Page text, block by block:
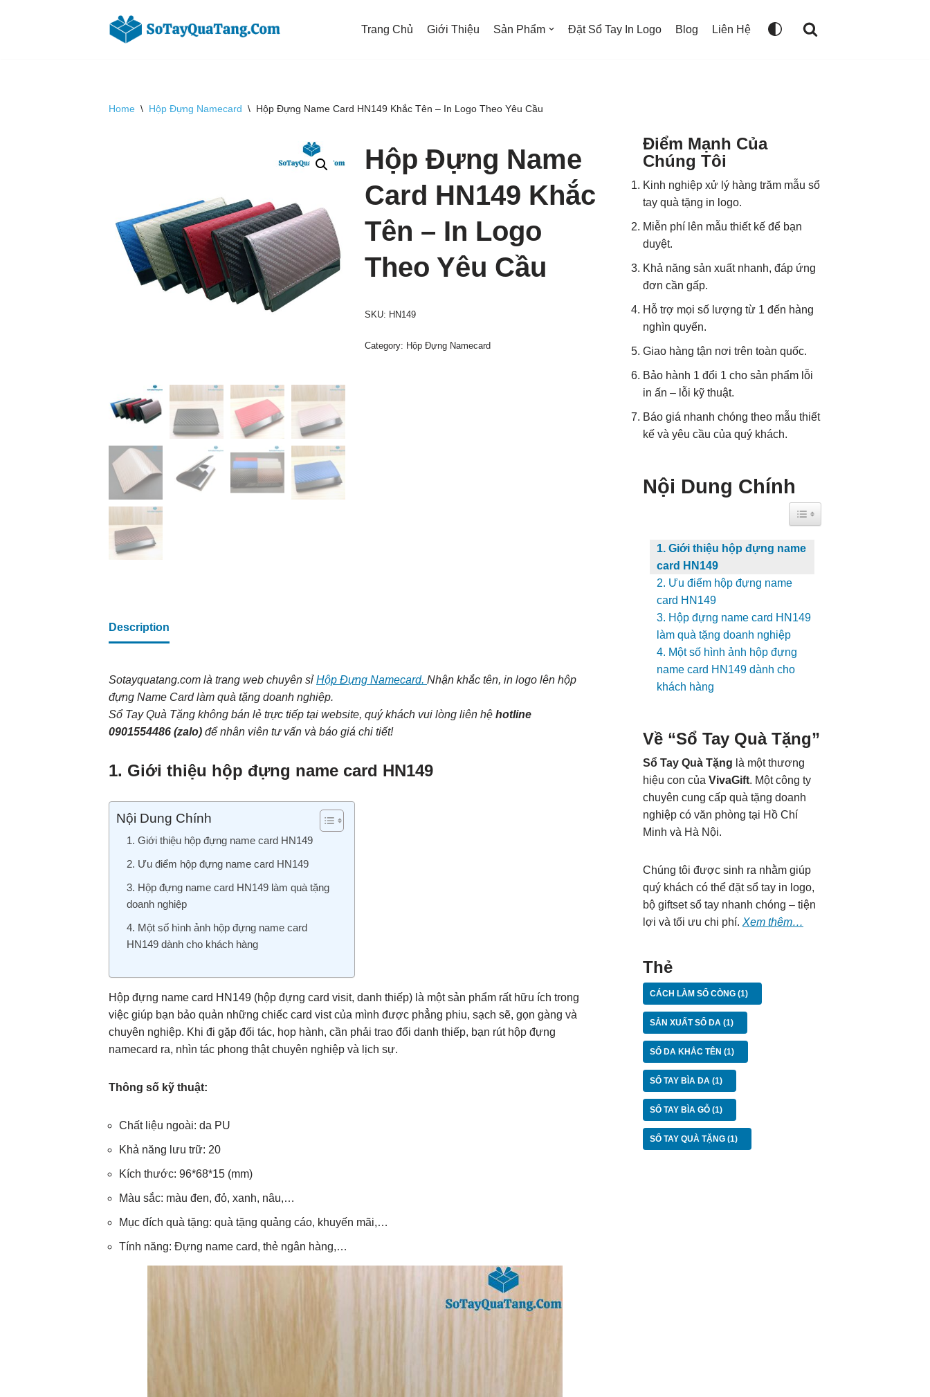
Trang Chủ Giới Thiệu Sản Phẩm Đặt Sổ Tay In Logo Blog Liên Hệ
Home \ Hộp Đựng Namecard \ Hộp Đựng Name Card HN149 Khắc Tên – In Logo Theo Yêu Cầu
Hộp Đựng Name
Card HN149 Khắc
Tên – In Logo
Theo Yêu Cầu
SKU: HN149
Category: Hộp Đựng Namecard
Description
Sotayquatang.com là trang web chuyên sỉHộp Đựng Namecard. Nhận khắc tên, in logo lên hộp
đựng Name Card làm quà tặng doanh nghiệp.
Sổ Tay Quà Tặng không bán lẻ trực tiếp tại website, quý khách vui lòng liên hệ hotline
0901554486 (zalo) để nhân viên tư vấn và báo giá chi tiết!
1. Giới thiệu hộp đựng name card HN149
Nội Dung Chính
1. Giới thiệu hộp đựng name card HN149
2. Ưu điểm hộp đựng name card HN149
3. Hộp đựng name card HN149 làm quà tặng
doanh nghiệp
4. Một số hình ảnh hộp đựng name card
HN149 dành cho khách hàng
Hộp đựng name card HN149 (hộp đựng card visit, danh thiếp) là một sản phẩm rất hữu ích trong
việc giúp bạn bảo quản những chiếc card vist của mình được phẳng phiu, sạch sẽ, gọn gàng và
chuyên nghiệp. Khi đi gặp đối tác, họp hành, cần phải trao đổi danh thiếp, bạn rút hộp đựng
namecard ra, nhìn tác phong thật chuyên nghiệp và lịch sự.
Thông số kỹ thuật:
Chất liệu ngoài: da PU
Khả năng lưu trữ: 20
Kích thước: 96*68*15 (mm)
Màu sắc: màu đen, đỏ, xanh, nâu,…
Mục đích quà tặng: quà tặng quảng cáo, khuyến mãi,…
Tính năng: Đựng name card, thẻ ngân hàng,…
Điểm Mạnh Của
Chúng Tôi
Kinh nghiệp xử lý hàng trăm mẫu sổ
tay quà tặng in logo.
Miễn phí lên mẫu thiết kế để bạn
duyệt.
Khả năng sản xuất nhanh, đáp ứng
đơn cần gấp.
Hỗ trợ mọi số lượng từ 1 đến hàng
nghìn quyển.
Giao hàng tận nơi trên toàn quốc.
Bảo hành 1 đổi 1 cho sản phẩm lỗi
in ấn – lỗi kỹ thuật.
Báo giá nhanh chóng theo mẫu thiết
kế và yêu cầu của quý khách.
Nội Dung Chính
Toggle Table of Content
1. Giới thiệu hộp đựng name
card HN149
2. Ưu điểm hộp đựng name
card HN149
3. Hộp đựng name card HN149
làm quà tặng doanh nghiệp
4. Một số hình ảnh hộp đựng
name card HN149 dành cho
khách hàng
Về “Sổ Tay Quà Tặng”
Sổ Tay Quà Tặng là một thương
hiệu con của VivaGift. Một công ty
chuyên cung cấp quà tặng doanh
nghiệp có văn phòng tại Hồ Chí
Minh và Hà Nội.
Chúng tôi được sinh ra nhằm giúp
quý khách có thể đặt sổ tay in logo,
bộ giftset sổ tay nhanh chóng – tiện
lợi và tối ưu chi phí. Xem thêm…
Thẻ
CÁCH LÀM SỔ CÒNG (1)
SẢN XUẤT SỔ DA (1)
SỔ DA KHẮC TÊN (1)
SỔ TAY BÌA DA (1)
SỔ TAY BÌA GỖ (1)
SỔ TAY QUÀ TẶNG (1)